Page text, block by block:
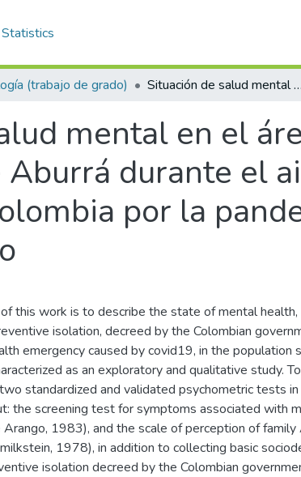
Statistics
(trabajo de grado) Situación de salud mental en el área Metropolitana del Valle de Aburrá durante el aislamiento preventivo decretado en Colombia por la pandemia del covid 19 : un análisis exploratorio
mental en el
durante el
por la
this work is to describe the state of mental
isolation, decreed by the Colombian
emergency caused by covid19, in the population
as an exploratory and qualitative study.
standardized and validated psychometric tests
the screening test for symptoms associated with
Arango, 1983), and the scale of perception of
1978), in addition to collecting basic
isolation decreed by the Colombian